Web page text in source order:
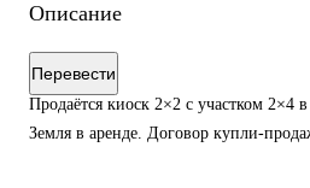
Описание
Перевести
Продаётся киоск 2×2 с участком 2×4
Земля в аренде. Договор купли-